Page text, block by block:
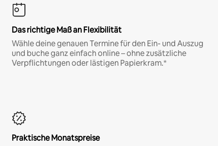
Das richtige Maß an Flexibilität
Wähle deine genauen Termine für den Ein- und Auszug
und buche ganz einfach online – ohne zusätzliche
Verpflichtungen oder lästigen Papierkram.*
Praktische Monatspreise